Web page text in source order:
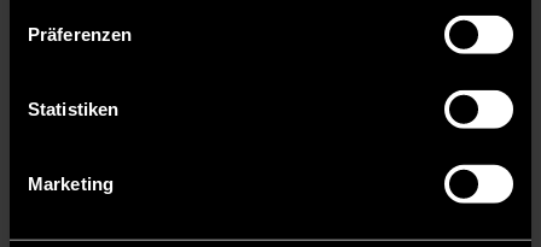
Präferenzen
Statistiken
Marketing